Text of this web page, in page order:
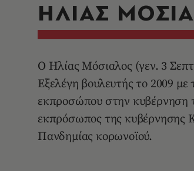
ΗΛΙΑΣ
Ο Ηλίας Μόσιαλος (γεν. 3
Εξελέγη βουλευτής το 2009
εκπροσώπου στην κυβέρνηση
εκπρόσωπος της κυβέρνησης
Πανδημίας κορωνοϊού.